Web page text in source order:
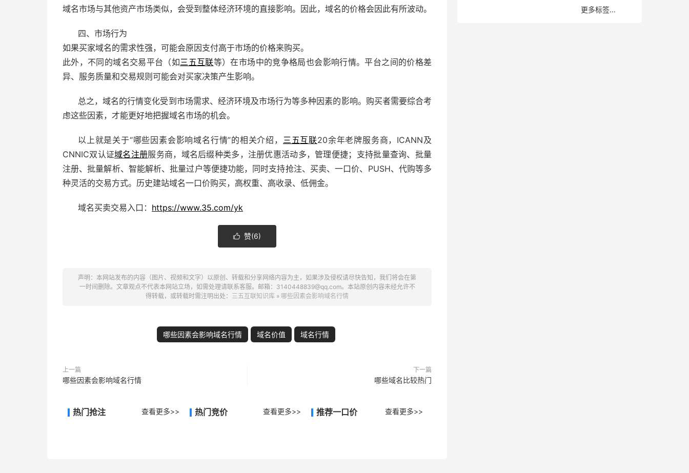
域名市场与其他资产市场类似，会受到整体经济环境的直接影响。因此，域名的价格会因此有所波动。
四、市场行为
如果买家域名的需求性强，可能会原因支付高于市场的价格来购买。
此外，不同的域名交易平台（如三五互联等）在市场中的竞争格局也会影响行情。平台之间的价格差
异、服务质量和交易规则可能会对买家决策产生影响。
总之，域名的行情变化受到市场需求、经济环境及市场行为等多种因素的影响。购买者需要综合考
虑这些因素，才能更好地把握域名市场的机会。
以上就是关于“哪些因素会影响域名行情”的相关介绍， 三五互联20余年老牌服务商，ICANN及
CNNIC双认证域名注册服务商，域名后缀种类多，注册优惠活动多，管理便捷；支持批量查询、批量
注册、批量解析、智能解析、批量过户等便捷功能，同时支持抢注、买卖、一口价、PUSH、代购等多
种灵活的交易方式。历史建站域名一口价购买，高权重、高收录、低佣金。
域名买卖交易入口： https://www.35.com/yk
 赞(6)
声明：本网站发布的内容（图片、视频和文字）以原创、转载和分享网络内容为主，如果涉及侵权请尽快告知，我们将会在第
一时间删除。文章观点不代表本网站立场，如需处理请联系客服。邮箱：3140448839@qq.com。本站原创内容未经允许不
得转载，或转载时需注明出处： 三五互联知识库 » 哪些因素会影响域名行情
哪些因素会影响域名行情 域名价值 域名行情
上一篇
哪些因素会影响域名行情
下一篇
哪些域名比较热门
热门抢注 查看更多>> 热门竞价 查看更多>> 推荐一口价 查看更多>>
更多标签...